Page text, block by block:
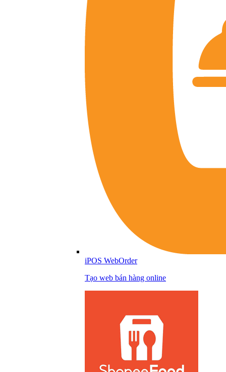
iPOS WebOrder
Tạo web bán hàng online